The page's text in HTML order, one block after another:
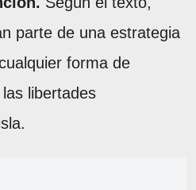
parte de una estrategia
forma de
libertades